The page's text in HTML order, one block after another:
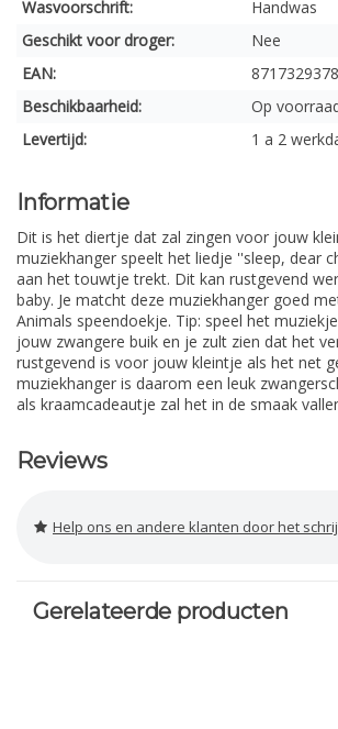
Wasvoorschrift:
Handwas
Geschikt voor droger:
Nee
EAN:
Beschikbaarheid:
Op
Levertijd:
1 a 2
Informatie
Dit is het diertje dat zal zingen voor jouw
muziekhanger speelt het liedje ''sleep, dear
aan het touwtje trekt. Dit kan rustgevend
baby. Je matcht deze muziekhanger goed
Animals speendoekje. Tip: speel het
jouw zwangere buik en je zult zien dat het
rustgevend is voor jouw kleintje als het net
muziekhanger is daarom een leuk
als kraamcadeautje zal het in de smaak
Reviews
Help ons en andere klanten door het
Gerelateerde producten